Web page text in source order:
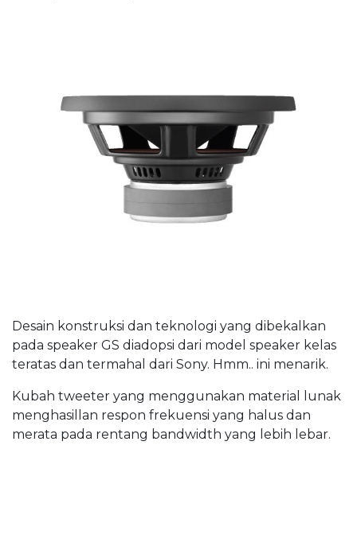
Desain konstruksi dan teknologi yang dibekalkan
pada speaker GS diadopsi dari model speaker kelas
teratas dan termahal dari Sony. Hmm.. ini menarik.
Kubah tweeter yang menggunakan material lunak
menghasillan respon frekuensi yang halus dan
merata pada rentang bandwidth yang lebih lebar.